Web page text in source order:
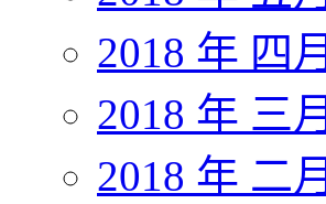
2018 年 四月
2018 年 三月
2018 年 二月